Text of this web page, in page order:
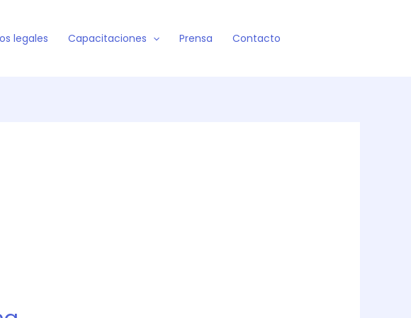
legales Capacitaciones Prensa Contacto